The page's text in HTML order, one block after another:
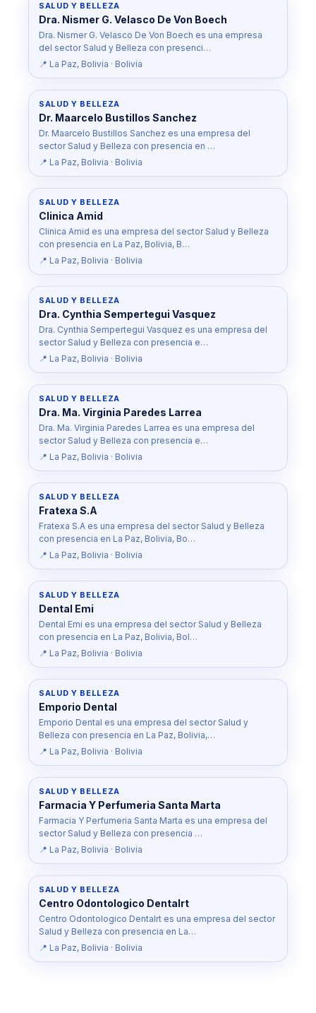
SALUD Y BELLEZA
Dra. Nismer G. Velasco De Von Boech
Dra. Nismer G. Velasco De Von Boech es una empresa
del sector Salud y Belleza con presenci…
📍 La Paz, Bolivia · Bolivia
SALUD Y BELLEZA
Dr. Maarcelo Bustillos Sanchez
Dr. Maarcelo Bustillos Sanchez es una empresa del
sector Salud y Belleza con presencia en …
📍 La Paz, Bolivia · Bolivia
SALUD Y BELLEZA
Clinica Amid
Clinica Amid es una empresa del sector Salud y Belleza
con presencia en La Paz, Bolivia, B…
📍 La Paz, Bolivia · Bolivia
SALUD Y BELLEZA
Dra. Cynthia Sempertegui Vasquez
Dra. Cynthia Sempertegui Vasquez es una empresa del
sector Salud y Belleza con presencia e…
📍 La Paz, Bolivia · Bolivia
SALUD Y BELLEZA
Dra. Ma. Virginia Paredes Larrea
Dra. Ma. Virginia Paredes Larrea es una empresa del
sector Salud y Belleza con presencia e…
📍 La Paz, Bolivia · Bolivia
SALUD Y BELLEZA
Fratexa S.A
Fratexa S.A es una empresa del sector Salud y Belleza
con presencia en La Paz, Bolivia, Bo…
📍 La Paz, Bolivia · Bolivia
SALUD Y BELLEZA
Dental Emi
Dental Emi es una empresa del sector Salud y Belleza
con presencia en La Paz, Bolivia, Bol…
📍 La Paz, Bolivia · Bolivia
SALUD Y BELLEZA
Emporio Dental
Emporio Dental es una empresa del sector Salud y
Belleza con presencia en La Paz, Bolivia,…
📍 La Paz, Bolivia · Bolivia
SALUD Y BELLEZA
Farmacia Y Perfumeria Santa Marta
Farmacia Y Perfumeria Santa Marta es una empresa del
sector Salud y Belleza con presencia …
📍 La Paz, Bolivia · Bolivia
SALUD Y BELLEZA
Centro Odontologico Dentalrt
Centro Odontologico Dentalrt es una empresa del sector
Salud y Belleza con presencia en La…
📍 La Paz, Bolivia · Bolivia